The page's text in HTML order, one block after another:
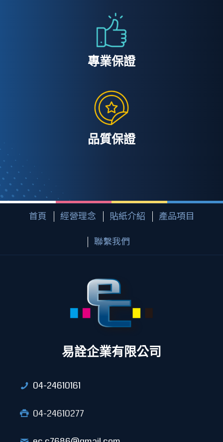
專業保證
品質保證
首頁 經營理念 貼紙介紹
產品項目
聯繫我們
易詮企業有限公司
04-24610161
04-24610277